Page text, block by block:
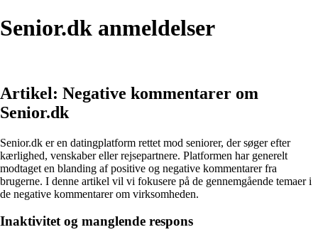
Senior.dk anmeldelser
Artikel: Negative kommentarer om
Senior.dk
Senior.dk er en datingplatform rettet mod seniorer, der søger efter
kærlighed, venskaber eller rejsepartnere. Platformen har generelt
modtaget en blanding af positive og negative kommentarer fra
brugerne. I denne artikel vil vi fokusere på de gennemgående temaer i
de negative kommentarer om virksomheden.
Inaktivitet og manglende respons